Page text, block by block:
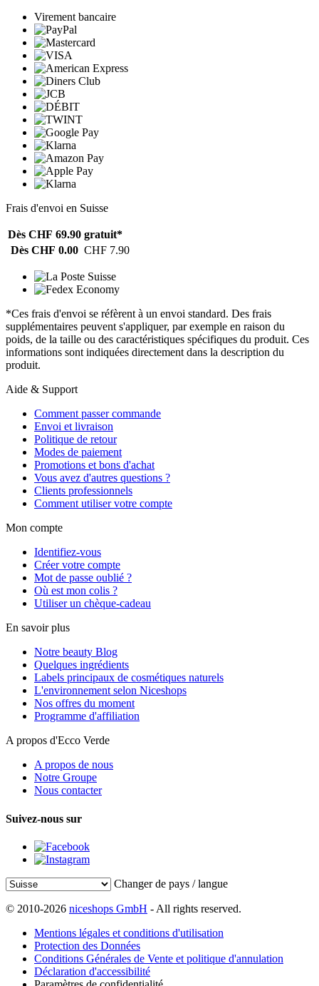
Virement bancaire
Frais d'envoi en Suisse
Dès CHF 69.90 gratuit*
Dès CHF 0.00 CHF 7.90
*Ces frais d'envoi se réfèrent à un envoi standard. Des frais
supplémentaires peuvent s'appliquer, par exemple en raison du
poids, de la taille ou des caractéristiques spécifiques du produit. Ces
informations sont indiquées directement dans la description du
produit.
Aide & Support
Comment passer commande
Envoi et livraison
Politique de retour
Modes de paiement
Promotions et bons d'achat
Vous avez d'autres questions ?
Clients professionnels
Comment utiliser votre compte
Mon compte
Identifiez-vous
Créer votre compte
Mot de passe oublié ?
Où est mon colis ?
Utiliser un chèque-cadeau
En savoir plus
Notre beauty Blog
Quelques ingrédients
Labels principaux de cosmétiques naturels
L'environnement selon Niceshops
Nos offres du moment
Programme d'affiliation
A propos d'Ecco Verde
A propos de nous
Notre Groupe
Nous contacter
Suivez-nous sur
Changer de pays / langue
© 2010-2026 niceshops GmbH - All rights reserved.
Mentions légales et conditions d'utilisation
Protection des Données
Conditions Générales de Vente et politique d'annulation
Déclaration d'accessibilité